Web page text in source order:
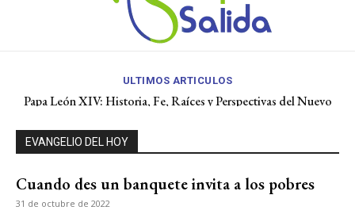
ULTIMOS ARTICULOS
Papa León XIV: Historia, Fe, Raíces y Perspectivas del Nuevo
EVANGELIO DEL HOY
Cuando des un banquete invita a los pobres
31 de octubre de 2022